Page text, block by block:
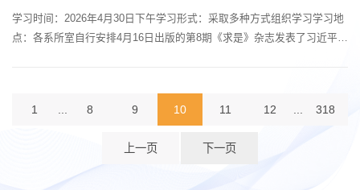
持中共中央政治...
学习时间：2026年4月30日下午学习形式：采取多种方式组织学习学习地
点：各系所室自行安排4月16日出版的第8期《求是》杂志发表了习近平总
读书、读什么书、怎样读书等重要问题，为推动全民阅读、建设书香社会
提供了科学指导。文章强调，党员、干部要带头读书学习，修身养志，增
1 ... 8 9 10 11 12 ... 318
上一页 下一页